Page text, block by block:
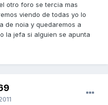
otro foro se tercia mas
viendo de todas yo lo
de noia y quedaremos a
la jefa si alguien se apunta